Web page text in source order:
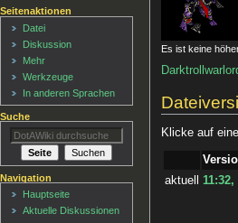
Es ist keine
Klicke auf
aktuell
Seitenaktionen
Datei
Diskussion
Mehr
Werkzeuge
In anderen Sprachen
Suche
Navigation
Hauptseite
Aktuelle Diskussionen